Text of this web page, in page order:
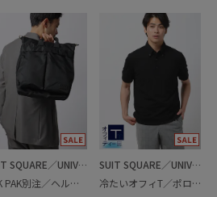
SUIT SQUARE／UNIVERSAL LANGUAGE
YAK PAK別注／ヘルメットバッグ
SUIT SQUARE／UNIVERSAL LANGUAGE
冷たいオフィT／ポロシャツ